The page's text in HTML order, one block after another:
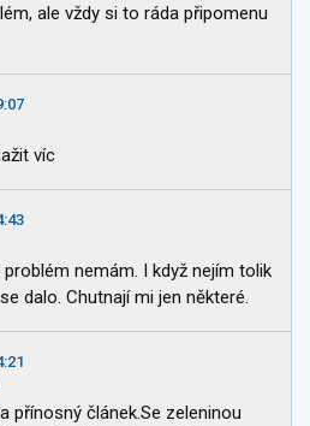
ale vždy si to ráda připomenu
víc
nemám. I když nejím tolik
dalo. Chutnají mi jen některé.
přínosný článek.Se zeleninou